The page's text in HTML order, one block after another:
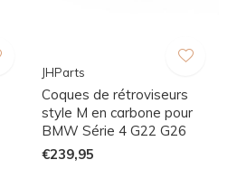
JHParts
Coques de rétroviseurs
style M en carbone pour
BMW Série 4 G22 G26
€239,95